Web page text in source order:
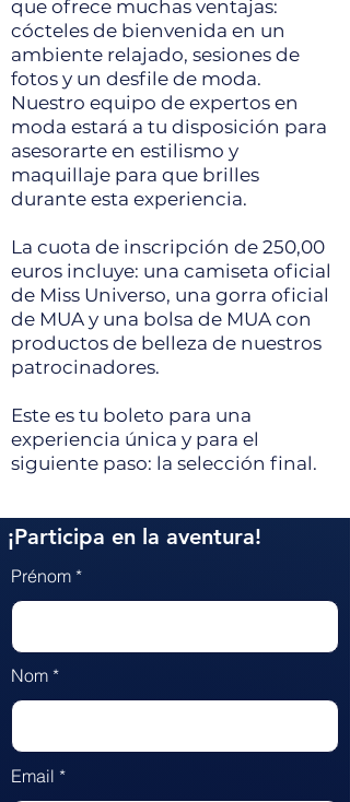
que ofrece muchas ventajas:
cócteles de bienvenida en un
ambiente relajado, sesiones de
fotos y un desfile de moda.
Nuestro equipo de expertos en
moda estará a tu disposición para
asesorarte en estilismo y
maquillaje para que brilles
durante esta experiencia.
La cuota de inscripción de 250,00
euros incluye: una camiseta oficial
de Miss Universo, una gorra oficial
de MUA y una bolsa de MUA con
productos de belleza de nuestros
patrocinadores.
Este es tu boleto para una
experiencia única y para el
siguiente paso: la selección final.
¡Participa en la aventura!
Prénom
Nom
Email